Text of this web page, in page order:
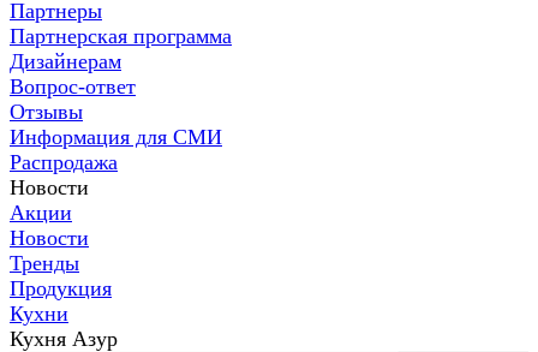
Партнеры
Партнерская программа
Дизайнерам
Вопрос-ответ
Отзывы
Информация для СМИ
Распродажа
Новости
Акции
Новости
Тренды
Продукция
Кухни
Кухня Азур